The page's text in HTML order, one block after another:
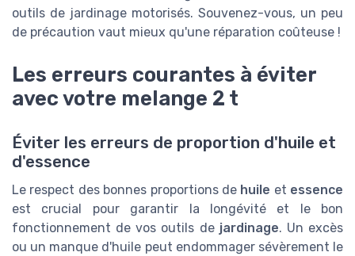
outils de jardinage motorisés. Souvenez-vous, un peu
de précaution vaut mieux qu'une réparation coûteuse !
Les erreurs courantes à éviter
avec votre melange 2 t
Éviter les erreurs de proportion d'huile et
d'essence
Le respect des bonnes proportions de huile et essence
est crucial pour garantir la longévité et le bon
fonctionnement de vos outils de jardinage. Un excès
ou un manque d'huile peut endommager sévèrement le